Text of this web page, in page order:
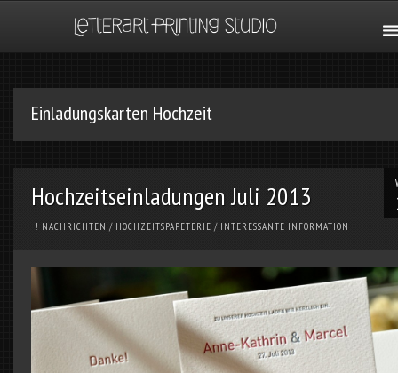
Einladungskarten Hochzeit
Hochzeitseinladungen Juli 2013
! NACHRICHTEN / HOCHZEITSPAPETERIE / INTERESSANTE INFORMATION